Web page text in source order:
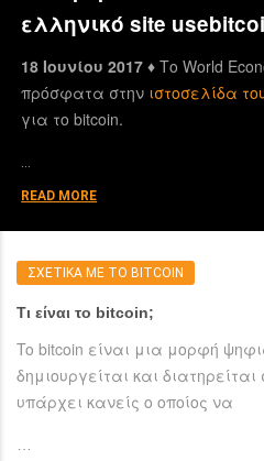
ελληνικό site
18 Ιουνίου 2017 ♦Το World
πρόσφατα στην ιστοσελίδα
για το bitcoin.
READ MORE
ΣΧΕΤΙΚΑ ΜΕ ΤΟ BITCOIN
Τι είναι το bitcoin;
To bitcoin είναι μια μορφή
δημιουργείται και
υπάρχει κανείς ο οποίος να
…